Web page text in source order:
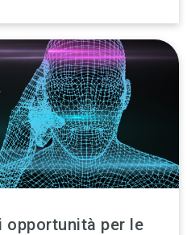
opportunità per le